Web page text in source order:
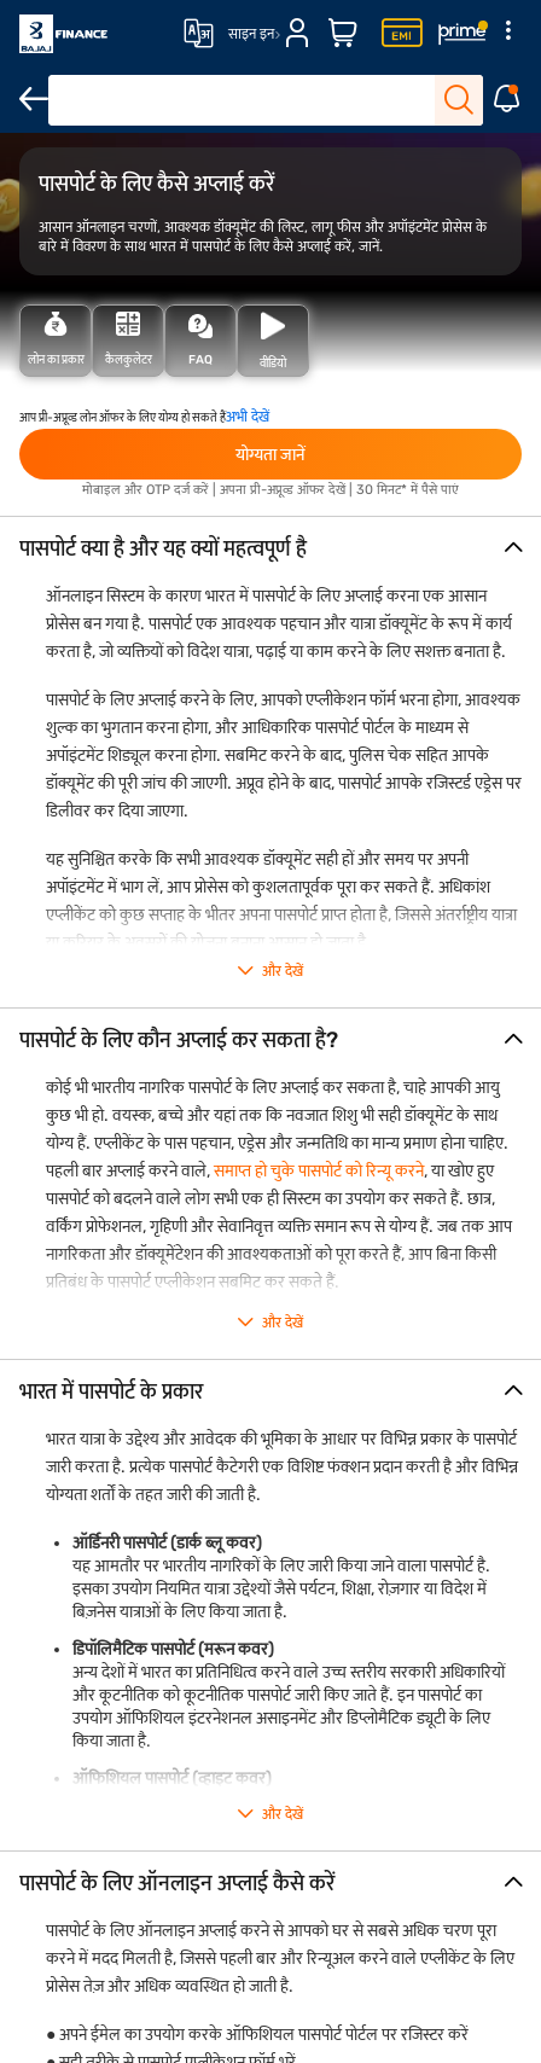
साइन इन
आवेदन कैसे करें जांच
पासपोर्ट के लिए कैसे अप्लाई करें
आसान ऑनलाइन चरणों, आवश्यक डॉक्यूमेंट की लिस्ट, लागू फीस और अपॉइंटमेंट प्रोसेस के
बारे में विवरण के साथ भारत में पासपोर्ट के लिए कैसे अप्लाई करें, जानें.
लोन का प्रकार कैलकुलेटर FAQ वीडियो
आप प्री-अप्रूव्ड लोन ऑफर के लिए योग्य हो सकते हैंअभी देखें
योग्यता जानें
मोबाइल और OTP दर्ज करें | अपना प्री-अप्रूव्ड ऑफर देखें | 30 मिनट* में पैसे पाएं
पासपोर्ट क्या है और यह क्यों महत्वपूर्ण है
ऑनलाइन सिस्टम के कारण भारत में पासपोर्ट के लिए अप्लाई करना एक आसान
प्रोसेस बन गया है. पासपोर्ट एक आवश्यक पहचान और यात्रा डॉक्यूमेंट के रूप में कार्य
करता है, जो व्यक्तियों को विदेश यात्रा, पढ़ाई या काम करने के लिए सशक्त बनाता है.
पासपोर्ट के लिए अप्लाई करने के लिए, आपको एप्लीकेशन फॉर्म भरना होगा, आवश्यक
शुल्क का भुगतान करना होगा, और आधिकारिक पासपोर्ट पोर्टल के माध्यम से
अपॉइंटमेंट शिड्यूल करना होगा. सबमिट करने के बाद, पुलिस चेक सहित आपके
डॉक्यूमेंट की पूरी जांच की जाएगी. अप्रूव होने के बाद, पासपोर्ट आपके रजिस्टर्ड एड्रेस पर
डिलीवर कर दिया जाएगा.
यह सुनिश्चित करके कि सभी आवश्यक डॉक्यूमेंट सही हों और समय पर अपनी
अपॉइंटमेंट में भाग लें, आप प्रोसेस को कुशलतापूर्वक पूरा कर सकते हैं. अधिकांश
एप्लीकेंट को कुछ सप्ताह के भीतर अपना पासपोर्ट प्राप्त होता है, जिससे अंतर्राष्ट्रीय यात्रा
या करियर के अवसरों की योजना बनाना आसान हो जाता है.
और देखें
पासपोर्ट के लिए कौन अप्लाई कर सकता है?
कोई भी भारतीय नागरिक पासपोर्ट के लिए अप्लाई कर सकता है, चाहे आपकी आयु
कुछ भी हो. वयस्क, बच्चे और यहां तक कि नवजात शिशु भी सही डॉक्यूमेंट के साथ
योग्य हैं. एप्लीकेंट के पास पहचान, एड्रेस और जन्मतिथि का मान्य प्रमाण होना चाहिए.
पहली बार अप्लाई करने वाले,समाप्त हो चुके पासपोर्ट को रिन्यू करने, या खोए हुए
पासपोर्ट को बदलने वाले लोग सभी एक ही सिस्टम का उपयोग कर सकते हैं. छात्र,
वर्किंग प्रोफेशनल, गृहिणी और सेवानिवृत्त व्यक्ति समान रूप से योग्य हैं. जब तक आप
नागरिकता और डॉक्यूमेंटेशन की आवश्यकताओं को पूरा करते हैं, आप बिना किसी
प्रतिबंध के पासपोर्ट एप्लीकेशन सबमिट कर सकते हैं.
और देखें
भारत में पासपोर्ट के प्रकार
भारत यात्रा के उद्देश्य और आवेदक की भूमिका के आधार पर विभिन्न प्रकार के पासपोर्ट
जारी करता है. प्रत्येक पासपोर्ट कैटेगरी एक विशिष्ट फंक्शन प्रदान करती है और विभिन्न
योग्यता शर्तों के तहत जारी की जाती है.
ऑर्डिनरी पासपोर्ट (डार्क ब्लू कवर)
यह आमतौर पर भारतीय नागरिकों के लिए जारी किया जाने वाला पासपोर्ट है.
इसका उपयोग नियमित यात्रा उद्देश्यों जैसे पर्यटन, शिक्षा, रोज़गार या विदेश में
बिज़नेस यात्राओं के लिए किया जाता है.
डिपॉलिमैटिक पासपोर्ट (मरून कवर)
अन्य देशों में भारत का प्रतिनिधित्व करने वाले उच्च स्तरीय सरकारी अधिकारियों
और कूटनीतिक को कूटनीतिक पासपोर्ट जारी किए जाते हैं. इन पासपोर्ट का
उपयोग ऑफिशियल इंटरनेशनल असाइनमेंट और डिप्लोमैटिक ड्यूटी के लिए
किया जाता है.
ऑफिशियल पासपोर्ट (व्हाइट कवर)
आधिकारिक कार्य के लिए विदेश यात्रा करने वाले सरकारी कर्मचारियों को
आधिकारिक पासपोर्ट प्रदान किए जाते हैं. यह कैटेगरी विशेष रूप से आधिकारिक
असाइनमेंट पर सरकार का प्रतिनिधित्व करने वाले व्यक्तियों के लिए है.
एमरजेंसी सर्टिफिकेट
यात्रा डॉक्यूमेंट है, जो विदेश में अपना पासपोर्ट खो देते हैं. यह उन्हें नियमित पासपोर्ट
उपलब्ध न होने पर सुरक्षित रूप से भारत वापस आने की अनुमति देता है.
आइडेंटिटी सर्टिफिकेट
स्टैंडर्ड पासपोर्ट के लिए योग्य नहीं हैं लेकिन विशेष परिस्थितियों में अंतर्राष्ट्रीय यात्रा
और देखें
पासपोर्ट के लिए ऑनलाइन अप्लाई कैसे करें
पासपोर्ट के लिए ऑनलाइन अप्लाई करने से आपको घर से सबसे अधिक चरण पूरा
करने में मदद मिलती है, जिससे पहली बार और रिन्यूअल करने वाले एप्लीकेंट के लिए
प्रोसेस तेज़ और अधिक व्यवस्थित हो जाती है.
● अपने ईमेल का उपयोग करके ऑफिशियल पासपोर्ट पोर्टल पर रजिस्टर करें